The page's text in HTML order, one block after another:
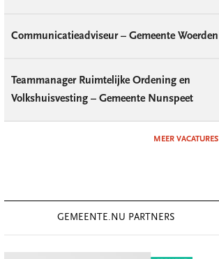
Communicatieadviseur – Gemeente Woerden
Teammanager Ruimtelijke Ordening en
Volkshuisvesting – Gemeente Nunspeet
MEER VACATURES
GEMEENTE.NU PARTNERS